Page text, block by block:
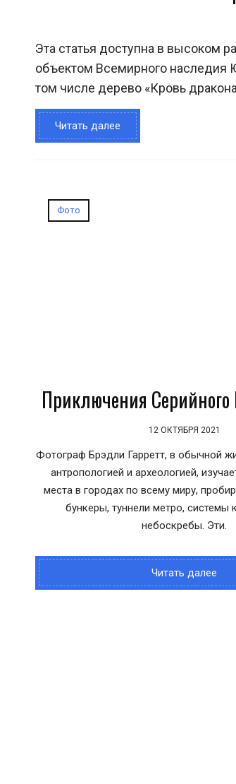
Эта статья доступна в высоком
объектом Всемирного наследия
том числе дерево «Кровь
Читать далее
Фото
Приключения
12 ОКТЯБРЯ 2021
Фотограф Брэдли Гарретт, в обычной
антропологией и археологией,
места в городах по всему миру,
бункеры, туннели метро, системы
небоскребы. Эти.
Читать далее